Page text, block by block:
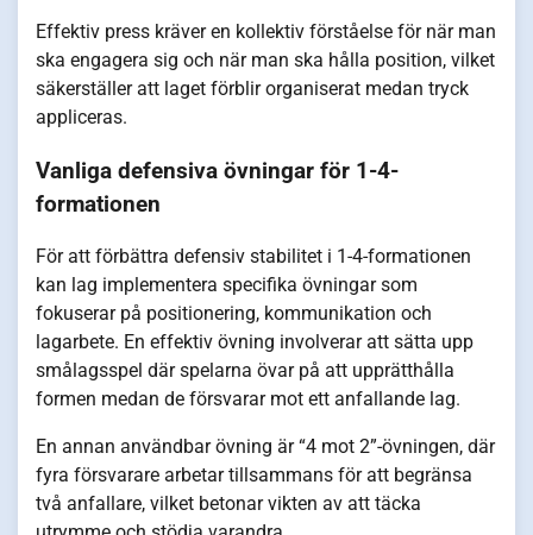
Effektiv press kräver en kollektiv förståelse för när man
ska engagera sig och när man ska hålla position, vilket
säkerställer att laget förblir organiserat medan tryck
appliceras.
Vanliga defensiva övningar för 1-4-
formationen
För att förbättra defensiv stabilitet i 1-4-formationen
kan lag implementera specifika övningar som
fokuserar på positionering, kommunikation och
lagarbete. En effektiv övning involverar att sätta upp
smålagsspel där spelarna övar på att upprätthålla
formen medan de försvarar mot ett anfallande lag.
En annan användbar övning är “4 mot 2”-övningen, där
fyra försvarare arbetar tillsammans för att begränsa
två anfallare, vilket betonar vikten av att täcka